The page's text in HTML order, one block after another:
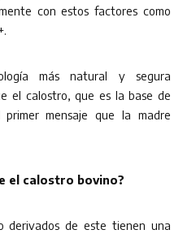
con estos factores como
más natural y segura
el calostro, que es la base de
mensaje que la madre
el calostro bovino?
derivados de este tienen una